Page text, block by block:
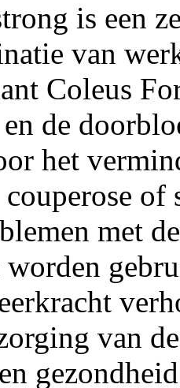
is een
van
Coleus
de
het
met
van